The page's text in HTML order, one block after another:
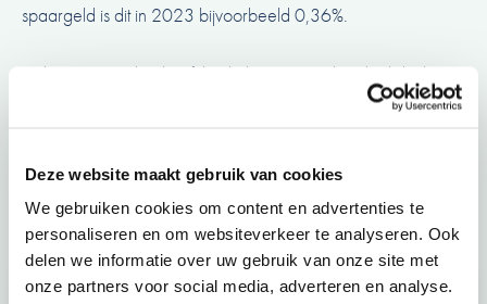
Deze website maakt gebruik van cookies
We gebruiken cookies om content en advertenties te
personaliseren en om websiteverkeer te analyseren. Ook
delen we informatie over uw gebruik van onze site met
onze partners voor social media, adverteren en analyse.
spaargeld is dit in 2023 bijvoorbeeld 0,36%.
Tijdens Prinsjesdag heeft het kabinet aangekondigd dat het
heffingsvrije vermogen in 2024 niet zal worden verhoogd
vermogensrendementsheffing verhoogd van 32% naar
34%.
Onze adviseurs staan voor je